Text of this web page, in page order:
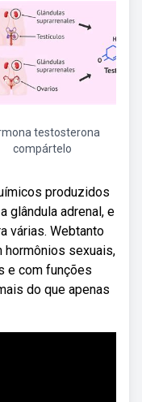
testosterona
compártelo
produzidos
glândula adrenal, e
várias. Webtanto
hormônios sexuais,
e com funções
do que apenas